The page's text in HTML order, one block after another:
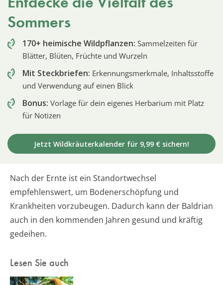
Sommers
170+ heimische Wildpflanzen: Sammelzeiten für
Blätter, Blüten, Früchte und Wurzeln
Mit Steckbriefen: Erkennungsmerkmale, Inhaltsstoffe
und Verwendung auf einen Blick
Bonus: Vorlage für dein eigenes Herbarium mit Platz
für Notizen
Jetzt Wildkräuterkalender für 9,99 € sichern!
Nach der Ernte ist ein Standortwechsel
empfehlenswert, um Bodenerschöpfung und
Krankheiten vorzubeugen. Dadurch kann der Baldrian
auch in den kommenden Jahren gesund und kräftig
gedeihen.
Lesen Sie auch